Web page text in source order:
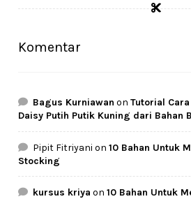
Rp141.000. Rp133.000.
Komentar
Bagus Kurniawan onTutorial
Daisy Putih Putik Kuning dari Bahan
Pipit Fitriyani on10 Bahan Untuk
Stocking
kursus kriya on10 Bahan Untuk